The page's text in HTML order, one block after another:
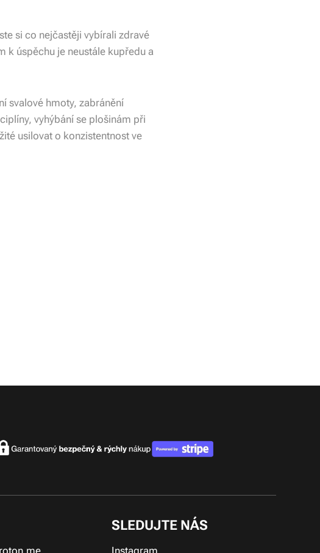
si co nejčastěji vybírali zdravé
k úspěchu je neustále kupředu a
svalové hmoty, zabránění
vyhýbání se plošinám při
usilovat o konzistentnost ve
SLEDUJTE NÁS